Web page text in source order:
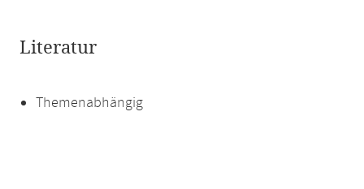
Literatur
Themenabhängig